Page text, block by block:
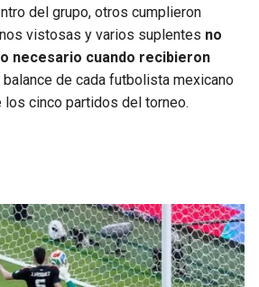
del grupo, otros cumplieron
vistosas y varios suplentes no
necesario cuando recibieron
balance de cada futbolista mexicano
los cinco partidos del torneo.